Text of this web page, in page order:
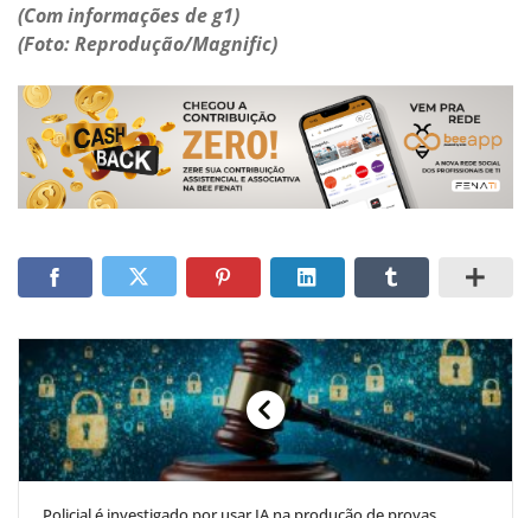
(Com informações de g1)
(Foto: Reprodução/Magnific)